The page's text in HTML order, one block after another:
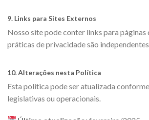
9. Links para Sites Externos
Nosso site pode conter links para páginas
práticas de privacidade são
10. Alterações nesta Política
Esta política pode ser atualizada
legislativas ou operacionais.